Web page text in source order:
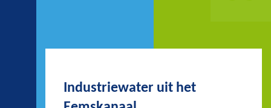
Industriewater uit het